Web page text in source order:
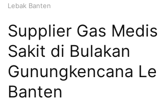
Lebak Banten
Supplier Gas
Sakit di Bulakan
Gunungkencana
Banten